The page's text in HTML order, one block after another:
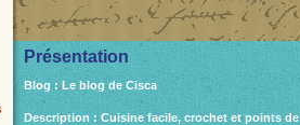
Présentation
Blog : Le blog de Cisca
Description : Cuisine facile, crochet et points de